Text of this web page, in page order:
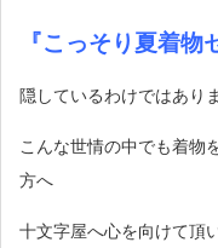
『こっそり夏着物
隠しているわけではあり
こんな世情の中でも着
方へ
十文字屋へ心を向けて頂